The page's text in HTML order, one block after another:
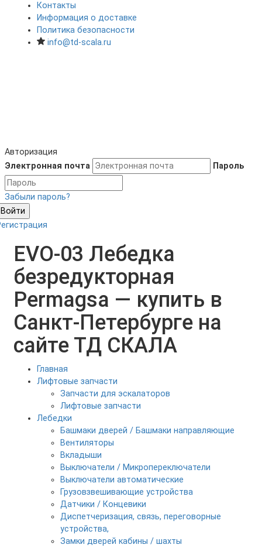
Контакты
Информация о доставке
Политика безопасности
info@td-scala.ru
Авторизация
Электронная почта
Пароль
Забыли пароль?
Войти
EVO-03 Лебедка
безредукторная
Permagsa — купить в
Санкт-Петербурге на
сайте ТД СКАЛА
Главная
Лифтовые запчасти
Запчасти для эскалаторов
Лифтовые запчасти
Лебедки
Башмаки дверей / Башмаки направляющие
Вентиляторы
Вкладыши
Выключатели / Микропереключатели
Выключатели автоматические
Грузовзвешивающие устройства
Датчики / Концевики
Диспетчеризация, связь, переговорные
устройства,
Замки дверей кабины / шахты